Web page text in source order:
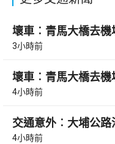
壞車︰青馬大橋去
3小時前
壞車︰青馬大橋去
4小時前
交通意外︰大埔公
4小時前